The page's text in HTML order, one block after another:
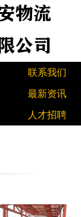
联系我们
最新资讯
人才招聘